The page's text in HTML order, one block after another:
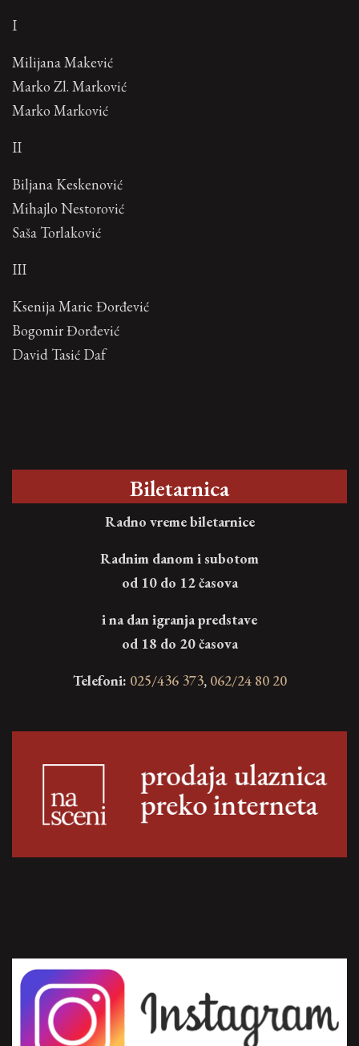
I
Milijana Makević
Marko Zl. Marković
Marko Marković
II
Biljana Keskenović
Mihajlo Nestorović
Saša Torlaković
III
Ksenija Maric Đorđević
Bogomir Đorđević
David Tasić Daf
Biletarnica
Radno vreme biletarnice
Radnim danom i subotom
od 10 do 12 časova
i na dan igranja predstave
od 18 do 20 časova
Telefoni: 025/436 373, 062/24 80 20